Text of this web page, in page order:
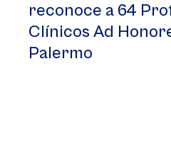
reconoce a 64
Clínicos Ad
Palermo